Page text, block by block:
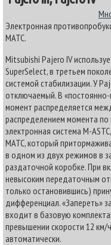
Электронная
MATC.
Mitsubishi Pajero IV
SuperSelect, в третьем
системой стабилизации. У
отключаемый. В
момент распределяется
распределением момента
электронная система M-
MATC, который
в одном из двух режимов в
раздаточной коробке. При
невысоким передаточным
только остановившись)
дифференциал. «Запереть»
входит в базовую
превышении скорости 12 км/
автоматически.